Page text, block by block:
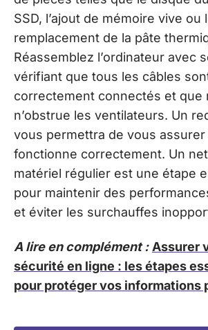
SSD, l’ajout de mémoire vive ou
remplacement de la pâte
Réassemblez l’ordinateur avec
vérifiant que tous les câbles
correctement connectés et que
n’obstrue les ventilateurs. Un
vous permettra de vous
fonctionne correctement. Un
matériel régulier est une étape
pour maintenir des
et éviter les surchauffes
A lire en complément : Assurer
sécurité en ligne : les étapes
pour protéger vos informations